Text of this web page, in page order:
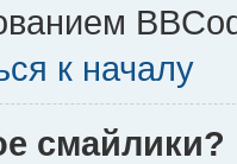
к началу
смайлики?